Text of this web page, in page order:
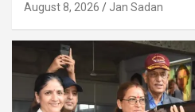
August 8, 2026 Jan Sadan